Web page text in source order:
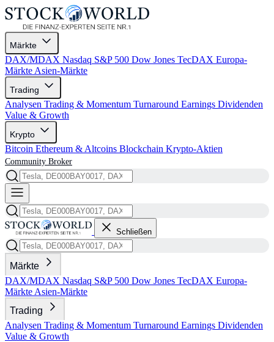
Märkte
DAX/MDAX Nasdaq S&P 500 Dow Jones TecDAX Europa-
Märkte Asien-Märkte
Trading
Analysen Trading & Momentum Turnaround Earnings Dividenden
Value & Growth
Krypto
Bitcoin Ethereum & Altcoins Blockchain Krypto-Aktien
Community Broker
Schließen
Märkte
DAX/MDAX Nasdaq S&P 500 Dow Jones TecDAX Europa-
Märkte Asien-Märkte
Trading
Analysen Trading & Momentum Turnaround Earnings Dividenden
Value & Growth